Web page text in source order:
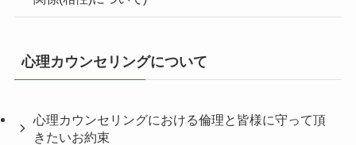
心理カウンセリングについて
心理カウンセリングにおける倫理と皆様に守って頂
きたいお約束